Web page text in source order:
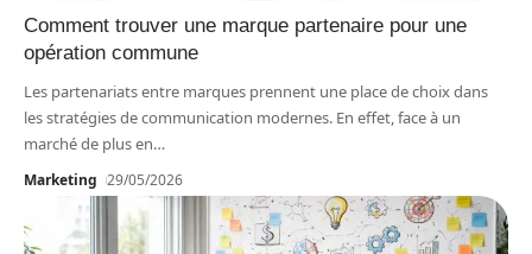
Comment trouver une marque partenaire pour une
opération commune
Les partenariats entre marques prennent une place de choix dans
les stratégies de communication modernes. En effet, face à un
marché de plus en…
Marketing 29/05/2026